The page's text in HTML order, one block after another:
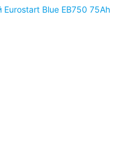
Blue EB750 75Ah